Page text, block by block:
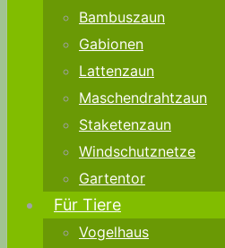
Bambuszaun
Gabionen
Lattenzaun
Maschendrahtzaun
Staketenzaun
Windschutznetze
Gartentor
Für Tiere
Vogelhaus